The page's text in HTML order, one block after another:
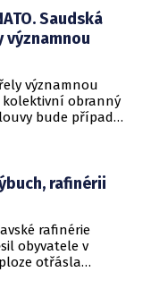
Saudská
významnou
významnou
kolektivní obranný
bude případný
rafinérii
rafinérie
obyvatele v
otřásla